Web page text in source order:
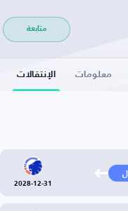
متابعة
معلومات الإنتقالات
2028-12-31